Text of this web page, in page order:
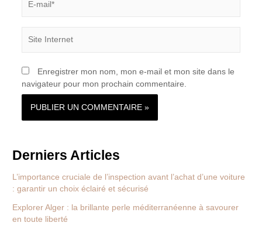
mail*
Internet
Enregistrer mon nom, mon e-mail et mon site dans le
navigateur pour mon prochain commentaire.
Derniers Articles
L’importance cruciale de l’inspection avant l’achat d’une voiture
: garantir un choix éclairé et sécurisé
Explorer Alger : la brillante perle méditerranéenne à savourer
en toute liberté